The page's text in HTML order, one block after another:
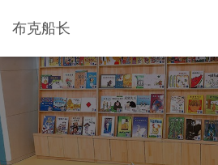
布克船长